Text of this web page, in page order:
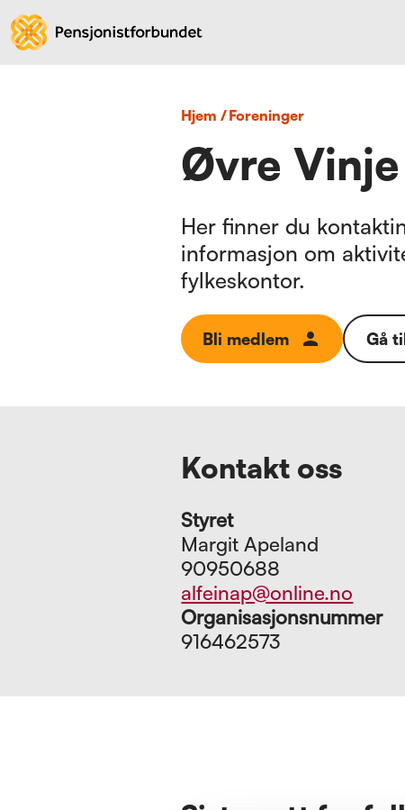
Hjem/ foreninger
Øvre
Her finner du
informasjon om
fylkeskontor.
Bli medlem Gå
Kontakt oss
Styret
Margit Apeland
90950688
alfeinap@online.no
Organisasjonsnummer
916462573